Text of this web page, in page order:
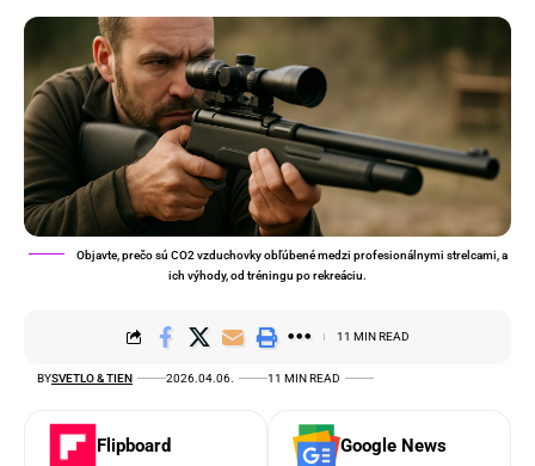
Objavte, prečo sú CO2 vzduchovky obľúbené medzi profesionálnymi strelcami, a
ich výhody, od tréningu po rekreáciu.
BYSVETLO & TIEN 2026.04.06. 11 MIN READ
11 MIN READ
Flipboard Google News